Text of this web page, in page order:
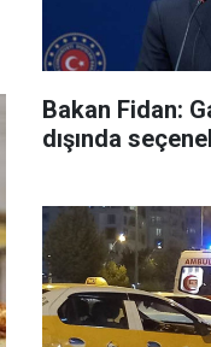
Bakan Fidan:
dışında